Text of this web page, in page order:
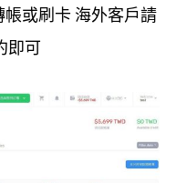
或刷卡 海外客戶請
即可